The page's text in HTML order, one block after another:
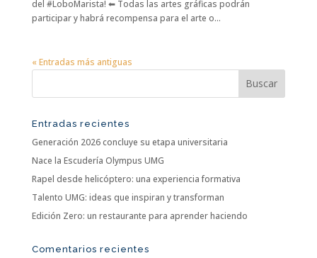
del #LoboMarista! ⬅ Todas las artes gráficas podrán
participar y habrá recompensa para el arte o...
« Entradas más antiguas
Entradas recientes
Generación 2026 concluye su etapa universitaria
Nace la Escudería Olympus UMG
Rapel desde helicóptero: una experiencia formativa
Talento UMG: ideas que inspiran y transforman
Edición Zero: un restaurante para aprender haciendo
Comentarios recientes